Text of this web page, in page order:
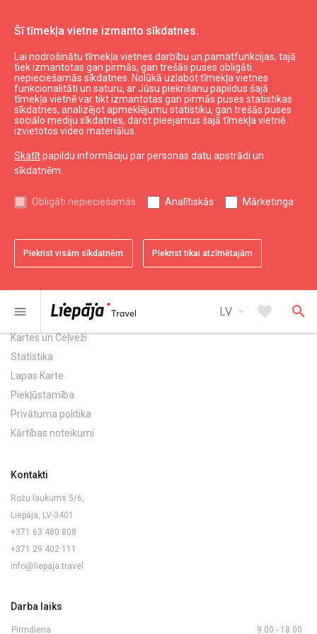
Šī tīmekļa vietne izmanto sīkdatnes.
Lai nodrošinātu tīmekļa vietnes darbību un pamatfunkcijas, tajā
tiek izmantotas gan pirmās, gan trešās puses obligāti
nepieciešamās sīkdatnes. Nolūkā uzlabot tīmekļa vietnes
funkcionalitāti un saturu, ar Jūsu piekrišanu papildus šajā
tīmekļa vietnē var tikt izmantotas gan pirmās puses statistikas
sīkdatnes, analizējot apmeklējumu statistiku, gan trešās puses
sociālo mediju sīkdatnes, darot pieejamus šajā tīmekļa vietnē
izvietotos video materiālus.
Skatītpapildu informāciju par personas datu apstrādi un
sīkdatnēm.
Obligāti nepieciešamās Analītiskās Mārketinga
Piekrist visām sīkdatnēm Piekrist tikai atzīmētajām
menu LV arrow_drop_down favorite search
Kings
Uz augšu expand_less
Informācija
Liepājas kultūra
Liepājas sports
Kurzemes tūrisms
Noderīgi
Kartes un Ceļveži
Statistika
Lapas Karte
Piekļūstamība
Privātuma politika
Kārtības noteikumi
Kontakti
Rožu laukums 5/6,
Liepāja, LV-3401
+371 63 480 808
+371 29 402 111
info@liepaja.travel
Darba laiks
Pirmdiena 9.00 - 18.00